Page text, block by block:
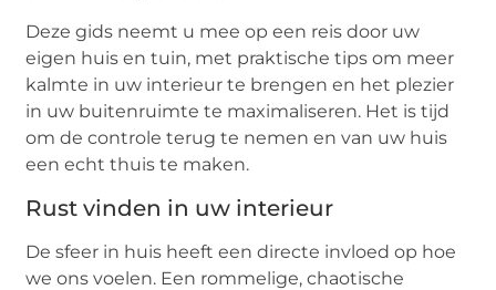
Deze gids neemt u mee op een reis door uw
eigen huis en tuin, met praktische tips om meer
kalmte in uw interieur te brengen en het plezier
in uw buitenruimte te maximaliseren. Het is tijd
om de controle terug te nemen en van uw huis
een echt thuis te maken.
Rust vinden in uw interieur
De sfeer in huis heeft een directe invloed op hoe
we ons voelen. Een rommelige, chaotische